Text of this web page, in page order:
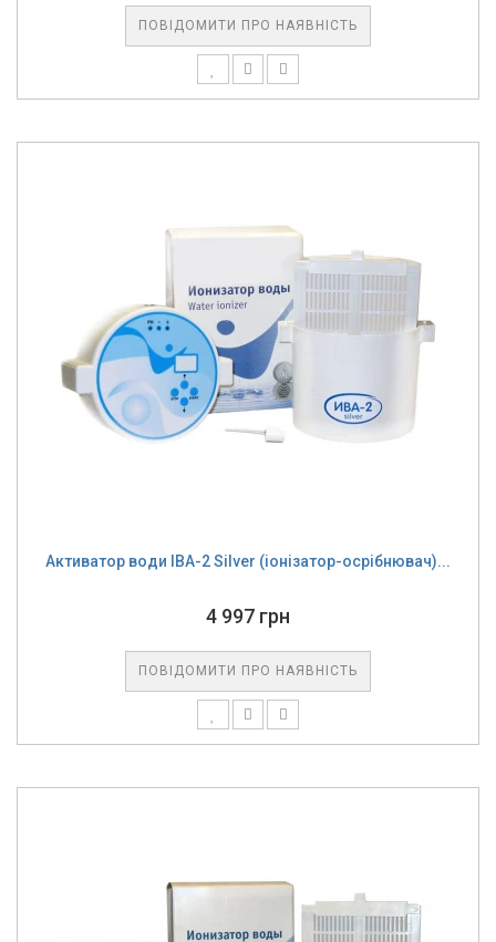
ПОВІДОМИТИ ПРО НАЯВНІСТЬ
Активатор води ІВА-2 Silver (іонізатор-осрібнювач)...
4 997 грн
ПОВІДОМИТИ ПРО НАЯВНІСТЬ